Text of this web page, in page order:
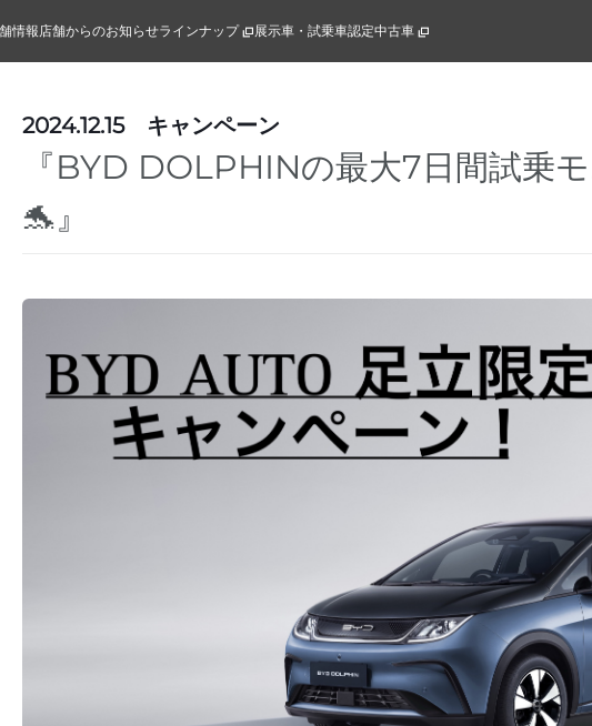
情報店舗からのお知らせラインナップ 展示車・試乗車認定中古車
2024.12.15 キャンペーン
『BYD DOLPHINの最大7日間試乗
🐬』